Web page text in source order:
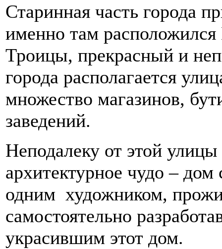
Старинная часть города
именно там
Троицы, прекрасный и
города располагается
множество магазинов,
заведений.
Неподалеку от этой
архитектурное чудо –
одним художником,
самостоятельно
украсившим этот дом.